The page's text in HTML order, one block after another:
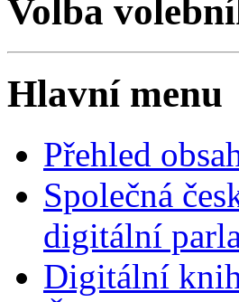
Volba
Hlavní menu
Přehled
Společná
digitální
Digitální